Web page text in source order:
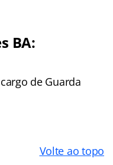
BA:
de Guarda
Volte ao topo